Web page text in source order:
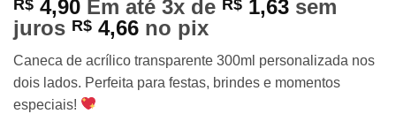
como
5de
5, com
baseado em
de cliente
R$ 4,90 Em até 3x de R$ 1,63 sem
juros R$ 4,66 no pix
Caneca de acrílico transparente 300ml personalizada nos
dois lados. Perfeita para festas, brindes e momentos
especiais!